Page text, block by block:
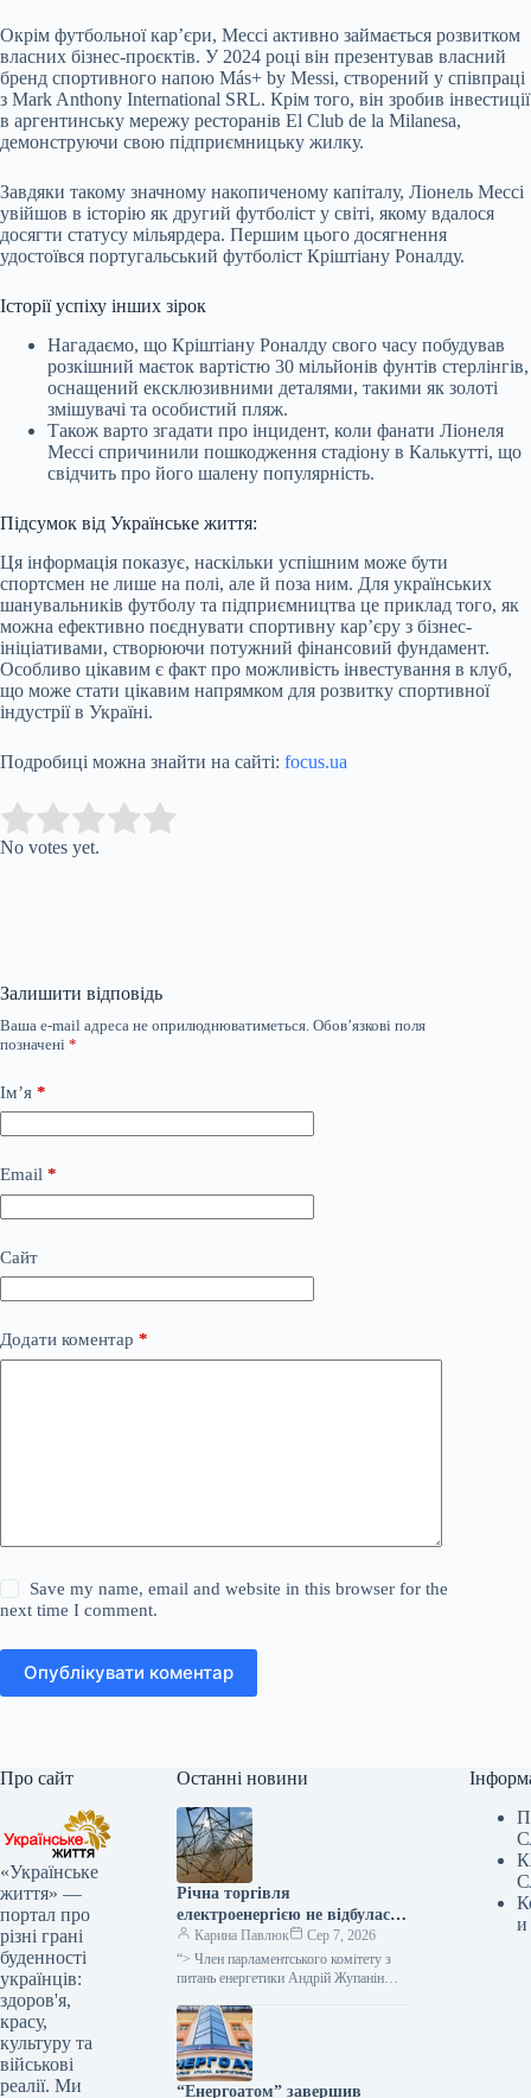
Окрім футбольної кар’єри, Мессі активно займається розвитком
власних бізнес-проєктів. У 2024 році він презентував власний
бренд спортивного напою Más+ by Messi, створений у співпраці
з Mark Anthony International SRL. Крім того, він зробив інвестиції
в аргентинську мережу ресторанів El Club de la Milanesa,
демонструючи свою підприємницьку жилку.
Завдяки такому значному накопиченому капіталу, Ліонель Мессі
увійшов в історію як другий футболіст у світі, якому вдалося
досягти статусу мільярдера. Першим цього досягнення
удостоївся португальський футболіст Кріштіану Роналду.
Історії успіху інших зірок
Нагадаємо, що Кріштіану Роналду свого часу побудував
розкішний маєток вартістю 30 мільйонів фунтів стерлінгів,
оснащений ексклюзивними деталями, такими як золоті
змішувачі та особистий пляж.
Також варто згадати про інцидент, коли фанати Ліонеля
Мессі спричинили пошкодження стадіону в Калькутті, що
свідчить про його шалену популярність.
Підсумок від Українське життя:
Ця інформація показує, наскільки успішним може бути
спортсмен не лише на полі, але й поза ним. Для українських
шанувальників футболу та підприємництва це приклад того, як
можна ефективно поєднувати спортивну кар’єру з бізнес-
ініціативами, створюючи потужний фінансовий фундамент.
Особливо цікавим є факт про можливість інвестування в клуб,
що може стати цікавим напрямком для розвитку спортивної
індустрії в Україні.
Подробиці можна знайти на сайті: focus.ua
Rate this item:
No votes yet.
Залишити відповідь
Ваша e-mail адреса не оприлюднюватиметься. Обов’язкові поля
позначені *
Ім’я *
Email *
Сайт
Додати коментар *
Save my name, email and website in this browser for the
next time I comment.
Опублікувати коментар
Про сайт
«Українське
життя» —
портал про
різні грані
буденності
українців:
здоров'я,
красу,
культуру та
військові
реалії. Ми
Останні новини
Річна торгівля
електроенергією не відбулася
через військові загрози для
покупців та надмірну
вартість, як заявив народний
Карина Павлюк
Сер 7, 2026
“> Член парламентського комітету з
питань енергетики Андрій Жупанін
невдачі аукціону з реалізації
електроенергії…
“Енергоатом” завершив
и